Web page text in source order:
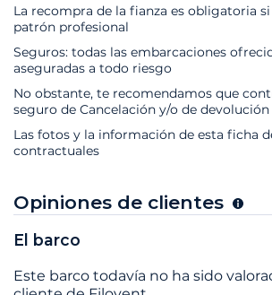
La recompra de la fianza es obligatoria
patrón profesional
Seguros: todas las embarcaciones
aseguradas a todo riesgo
No obstante, te recomendamos que
seguro de Cancelación y/o de devolución
Las fotos y la información de esta ficha
contractuales
Opiniones de clientes
El barco
Este barco todavía no ha sido